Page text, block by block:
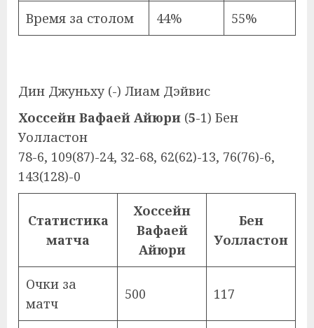
Время за столом 44% 55%
Дин Джуньху (-) Лиам Дэйвис
Хоссейн Вафаей Айюри (5-1) Бен
Уолластон
78-6, 109(87)-24, 32-68, 62(62)-13, 76(76)-6,
143(128)-0
Статистика
матча
Хоссейн
Вафаей
Айюри
Бен
Уолластон
Очки за
матч
500 117